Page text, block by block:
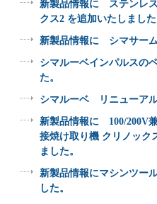
新製品情報に ステンレ
クス2 を追加いたしました
新製品情報に シマサーム
シマルーベインパルスの
た。
シマルーベ リニューア
新製品情報に 100/200V
接焼け取り機 クリノック
ました。
新製品情報にマシンツー
した。